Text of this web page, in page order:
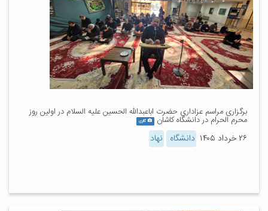
برگزاری مراسم عزاداری حضرت اباعبدالله الحسین علیه السلام در اولین روز
محرم الحرام در دانشگاه کاشان گالری
۲۶ خرداد ۱۴۰۵ دانشگاه نهاد